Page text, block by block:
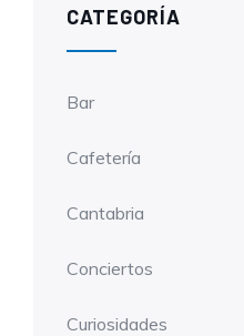
CATEGORÍA
Bar
Cafetería
Cantabria
Conciertos
Curiosidades